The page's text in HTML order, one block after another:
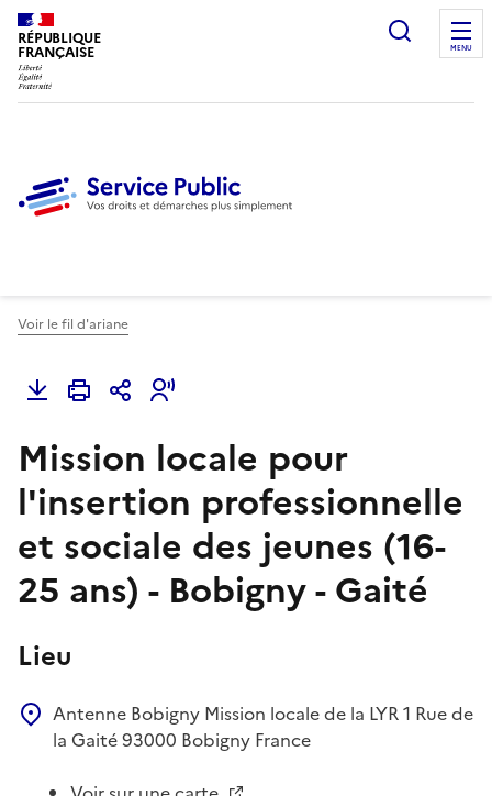
RÉPUBLIQUE
FRANÇAISE
Ouvrir
MENU
Voir le fil d'ariane
Mission locale pour
l'insertion professionnelle
et sociale des jeunes (16-
25 ans) - Bobigny - Gaité
Lieu
Antenne Bobigny Mission locale de la LYR1 Rue de
la Gaité93000 Bobigny France